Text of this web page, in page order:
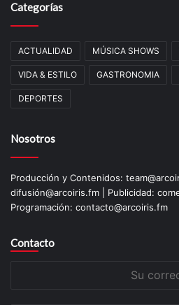
Categorías
ACTUALIDAD MÚSICA SHOWS
VIDA & ESTILO GASTRONOMIA
DEPORTES
Nosotros
Producción y Contenidos:
difusión@arcoiris.fm | Publicidad:
Programación: contacto@arcoiris.fm
Contacto